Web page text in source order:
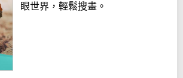
眼世界，輕鬆搜畫。